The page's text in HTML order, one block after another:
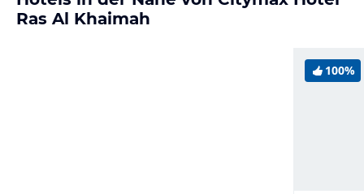
Ras Al Khaimah
100%